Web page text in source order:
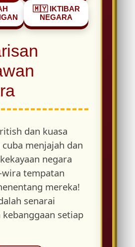
🇲🇾 IKTIBAR
NEGARA
dan kuasa
menjajah dan
negara
tempatan
mereka!
senarai
kebanggaan setiap